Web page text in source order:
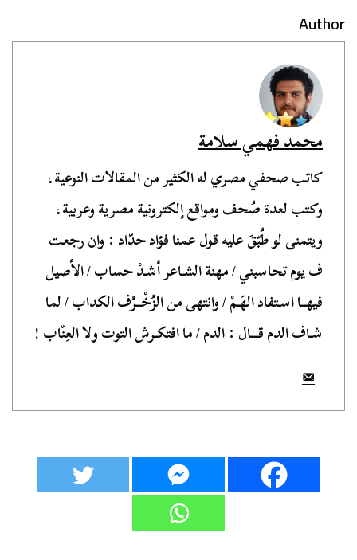
Author
محمد فهمي سلامة
كاتب صحفي مصري له الكثير من المقالات النوعية،
وكتب لعدة صُحف ومواقع إلكترونية مصرية وعربية،
ويتمنى لو طُبّقَ عليه قول عمنا فؤاد حدّاد : وان رجعت
ف يوم تحاسبني / مهنة الشـاعر أشـدْ حساب / الأصيل
فيهــا اسـتفاد الهَـمْ / وانتهى من الزُخْــرُف الكداب / لما
شـاف الدم قـــال : الدم / ما افتكـرش التوت ولا العِنّاب !